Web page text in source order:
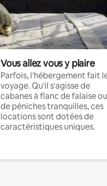
Vous allez vous y plaire
Parfois, l'hébergement fait
voyage. Qu'il s'agisse de
cabanes à flanc de falaise ou
de péniches tranquilles, ces
locations sont dotées de
caractéristiques uniques.